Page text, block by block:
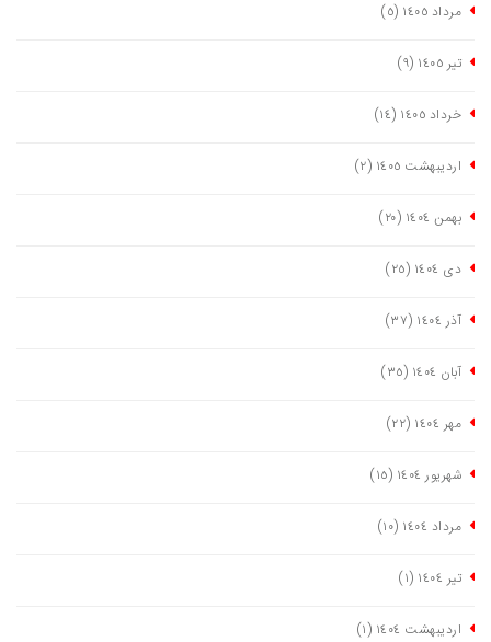
مرداد ١٤٠٥ (٥)
تیر ١٤٠٥ (٩)
خرداد ١٤٠٥ (١٤)
اردیبهشت ١٤٠٥ (٢)
بهمن ١٤٠٤ (٢٠)
دی ١٤٠٤ (٢٥)
آذر ١٤٠٤ (٣٧)
آبان ١٤٠٤ (٣٥)
مهر ١٤٠٤ (٢٢)
شهریور ١٤٠٤ (١٥)
مرداد ١٤٠٤ (١٠)
تیر ١٤٠٤ (١)
اردیبهشت ١٤٠٤ (١)